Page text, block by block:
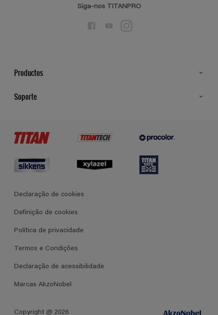
Siga-nos TITANPRO
Productos
Soporte
Termos e Condições Gerais de Venda
Declaração de cookies
Definição de cookies
Política de privacidade
Termos e Condições
Declaração de acessibilidade
Marcas AkzoNobel
Copyright @ 2026